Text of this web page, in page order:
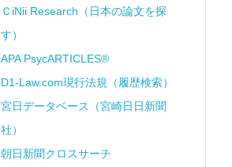
ＣiNii Research（日本の論文を探
す）
APA PsycARTICLES®
D1-Law.com現行法規（履歴検索）
宮日データベース（宮崎日日新聞
社）
朝日新聞クロスサーチ